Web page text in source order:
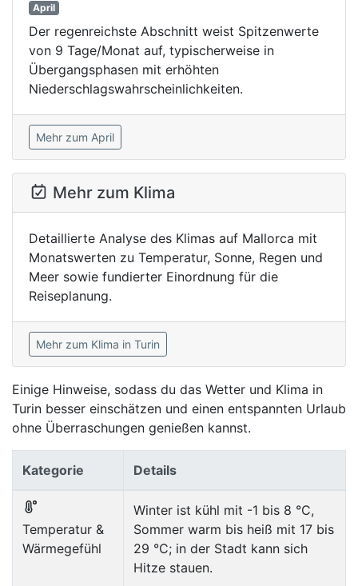
April
Der regenreichste Abschnitt weist Spitzenwerte
von 9 Tage/Monat auf, typischerweise in
Übergangsphasen mit erhöhten
Niederschlagswahrscheinlichkeiten.
Mehr zum April
Mehr zum Klima
Detaillierte Analyse des Klimas auf Mallorca mit
Monatswerten zu Temperatur, Sonne, Regen und
Meer sowie fundierter Einordnung für die
Reiseplanung.
Mehr zum Klima in Turin
Einige Hinweise, sodass du das Wetter und Klima in
Turin besser einschätzen und einen entspannten Urlaub
ohne Überraschungen genießen kannst.
Kategorie Details
Temperatur &
Wärmegefühl
Winter ist kühl mit -1 bis 8 °C,
Sommer warm bis heiß mit 17 bis
29 °C; in der Stadt kann sich
Hitze stauen.